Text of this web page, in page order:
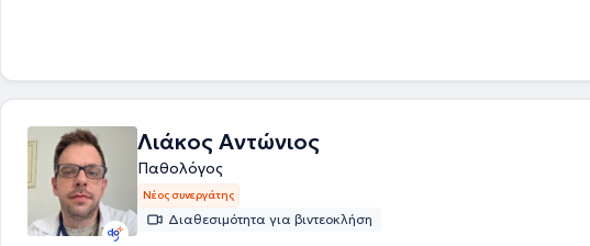
Λιάκος Αντώνιος
Παθολόγος
Νέος συνεργάτης
Διαθεσιμότητα για βιντεοκλήση